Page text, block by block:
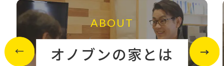
ABOUT
オノブンの家とは